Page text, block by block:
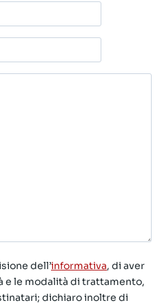
dell’informativa, di aver
e le modalità di trattamento,
dichiaro inoltre di